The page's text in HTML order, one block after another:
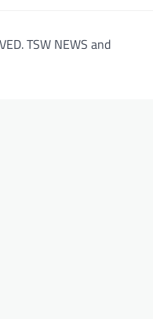
TSW NEWS and